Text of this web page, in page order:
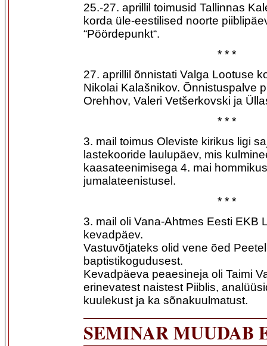
25.-27. aprillil toimusid Tallinnas
korda üle-eestilised noorte
“Pöördepunkt“.
* * *
27. aprillil õnnistati Valga Lootuse
Nikolai Kalašnikov. Õnnistuspalve
Orehhov, Valeri Vetšerkovski ja
* * *
3. mail toimus Oleviste kirikus ligi
lastekooride laulupäev, mis
kaasateenimisega 4. mai
jumalateenistusel.
* * *
3. mail oli Vana-Ahtmes Eesti EKB
kevadpäev.
Vastuvõtjateks olid vene õed
baptistikogudusest.
Kevadpäeva peaesineja oli Taimi
erinevatest naistest Piiblis,
kuulekust ja ka sõnakuulmatust.
SEMINAR MUUDAB